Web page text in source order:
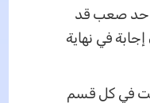
صعب قد
في نهاية
في كل قسم